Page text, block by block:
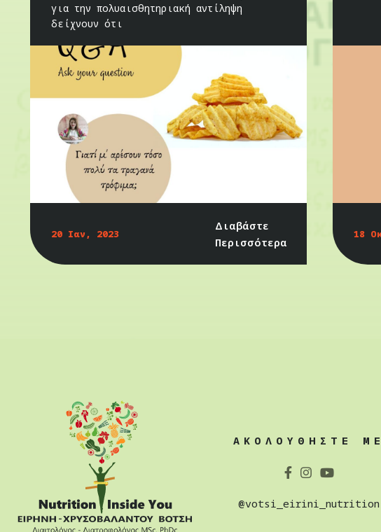
για την πολυαισθητηριακή αντίληψη
δείχνουν ότι
20 Ιαν, 2023
Διαβάστε
Περισσότερα
18
ΑΚΟΛΟΥΘΗΣΤΕ ΜΕ
@votsi_eirini_nutrition